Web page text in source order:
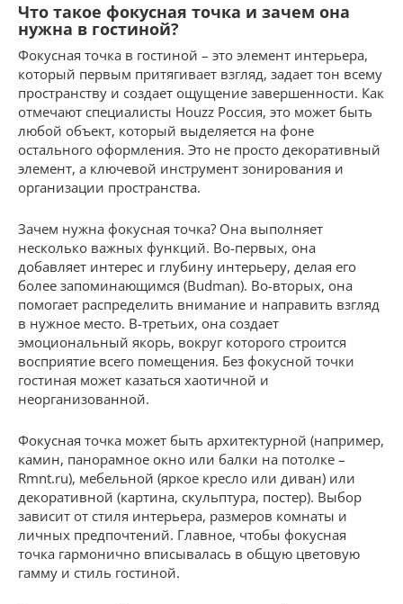
Что такое фокусная точка и зачем она
нужна в гостиной?
Фокусная точка в гостиной – это элемент интерьера,
который первым притягивает взгляд, задает тон всему
пространству и создает ощущение завершенности. Как
отмечают специалисты Houzz Россия, это может быть
любой объект, который выделяется на фоне
остального оформления. Это не просто декоративный
элемент, а ключевой инструмент зонирования и
организации пространства.
Зачем нужна фокусная точка? Она выполняет
несколько важных функций. Во-первых, она
добавляет интерес и глубину интерьеру, делая его
более запоминающимся (Budman). Во-вторых, она
помогает распределить внимание и направить взгляд
в нужное место. В-третьих, она создает
эмоциональный якорь, вокруг которого строится
восприятие всего помещения. Без фокусной точки
гостиная может казаться хаотичной и
неорганизованной.
Фокусная точка может быть архитектурной (например,
камин, панорамное окно или балки на потолке –
Rmnt.ru), мебельной (яркое кресло или диван) или
декоративной (картина, скульптура, постер). Выбор
зависит от стиля интерьера, размеров комнаты и
личных предпочтений. Главное, чтобы фокусная
точка гармонично вписывалась в общую цветовую
гамму и стиль гостиной.